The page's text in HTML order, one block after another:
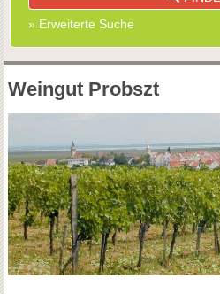
» Erweiterte Suche
Weingut Probszt